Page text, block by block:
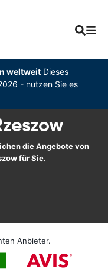
weltweitDieses
- nutzen Sie es
die Angebote von
für Sie.
Anbieter.